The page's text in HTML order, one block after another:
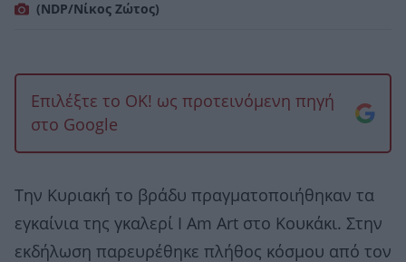
(ΝDP/Νίκος Ζώτος)
Επιλέξτε το OK! ως προτεινόμενη πηγή
στο Google
Την Κυριακή το βράδυ πραγματοποιήθηκαν τα
εγκαίνια της γκαλερί Ι Αm Αrt στο Κουκάκι. Στην
εκδήλωση παρευρέθηκε πλήθος κόσμου από τον